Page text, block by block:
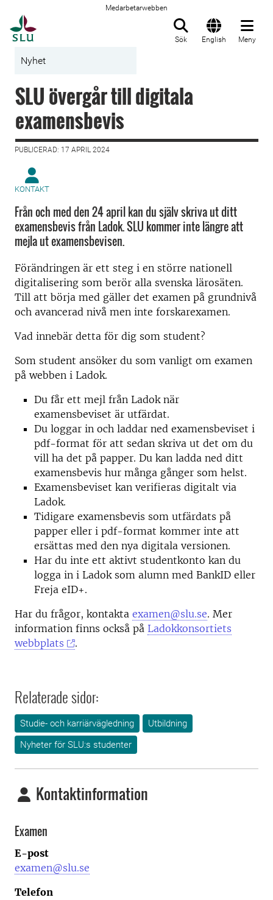
Medarbetarwebben
Sök English Meny
Nyhet
SLU övergår till digitala
examensbevis
PUBLICERAD: 17 APRIL 2024
KONTAKT
Från och med den 24 april kan du själv skriva ut ditt
examensbevis från Ladok. SLU kommer inte längre att
mejla ut examensbevisen.
Förändringen är ett steg i en större nationell
digitalisering som berör alla svenska lärosäten.
Till att börja med gäller det examen på grundnivå
och avancerad nivå men inte forskarexamen.
Vad innebär detta för dig som student?
Som student ansöker du som vanligt om examen
på webben i Ladok.
Du får ett mejl från Ladok när
examensbeviset är utfärdat.
Du loggar in och laddar ned examensbeviset i
pdf-format för att sedan skriva ut det om du
vill ha det på papper. Du kan ladda ned ditt
examensbevis hur många gånger som helst.
Examensbeviset kan verifieras digitalt via
Ladok.
Tidigare examensbevis som utfärdats på
papper eller i pdf-format kommer inte att
ersättas med den nya digitala versionen.
Har du inte ett aktivt studentkonto kan du
logga in i Ladok som alumn med BankID eller
Freja eID+.
Har du frågor, kontakta examen@slu.se. Mer
information finns också på Ladokkonsortiets
webbplats
.
Relaterade sidor:
Studie- och karriärvägledning
Utbildning
Nyheter för SLU:s studenter
Kontaktinformation
Examen
E-post
examen@slu.se
Telefon